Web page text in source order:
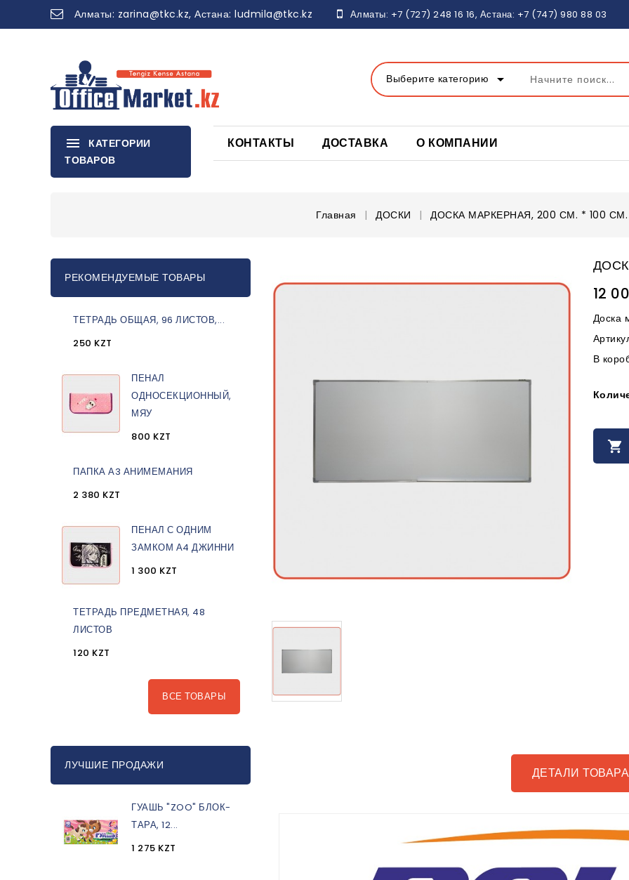
Алматы: zarina@tkc.kz, Астана: ludmila@tkc.kz Алматы: +7 (727) 248 16 16, Астана: +7 (747) 980 88 03
Выберите категорию arrow_drop_down
КАТЕГОРИИ
ТОВАРОВ
КОНТАКТЫ ДОСТАВКА О КОМПАНИИ
Главная ДОСКИ ДОСКА МАРКЕРНАЯ, 200 СМ. * 100 СМ.
РЕКОМЕНДУЕМЫЕ ТОВАРЫ
ТЕТРАДЬ ОБЩАЯ, 96 ЛИСТОВ,...
250 KZT
ПЕНАЛ
ОДНОСЕКЦИОННЫЙ,
МЯУ
800 KZT
ПАПКА А3 АНИМЕМАНИЯ
2 380 KZT
ПЕНАЛ С ОДНИМ
ЗАМКОМ А4 ДЖИННИ
1 300 KZT
ТЕТРАДЬ ПРЕДМЕТНАЯ, 48
ЛИСТОВ
120 KZT
ВСЕ ТОВАРЫ
ЛУЧШИЕ ПРОДАЖИ
ГУАШЬ "ZOO" БЛОК-
ТАРА, 12...
1 275 KZT
12
Доска
В

ДЕТАЛИ ТОВАРА